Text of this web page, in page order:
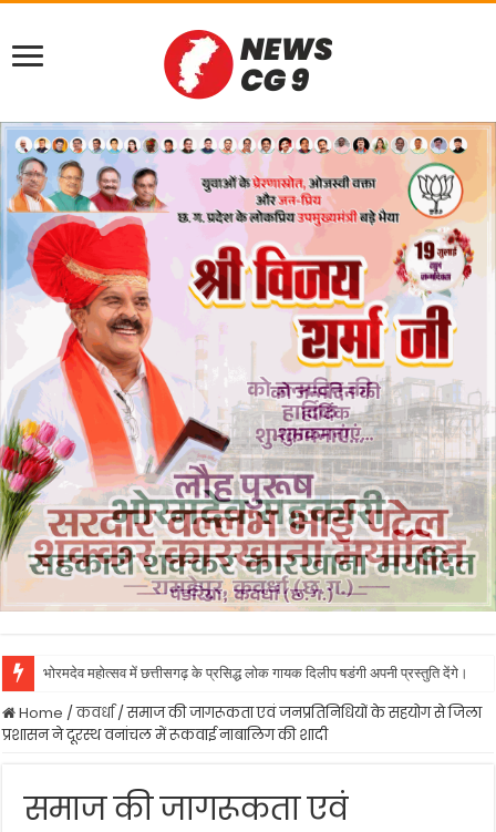
भोरमदेव महोत्सव में छत्तीसगढ़ के प्रसिद्ध लोक गायक दिलीप षडंगी अपनी प्रस्तुति देंगे।
Home /कवर्धा/समाज की जागरूकता एवं जनप्रतिनिधियों के सहयोग से जिला
प्रशासन ने दूरस्थ वनांचल में रूकवाई नाबालिग की शादी
समाज की जागरूकता एवं